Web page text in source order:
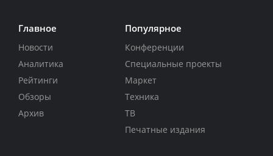
Главное
Новости
Аналитика
Рейтинги
Обзоры
Архив
Популярное
Конференции
Специальные проекты
Маркет
Техника
ТВ
Печатные издания